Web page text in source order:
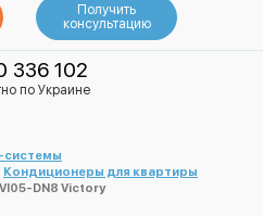
Получить
консультацию
336 102
по Украине
системы
Кондиционеры для квартиры
DN8 Victory